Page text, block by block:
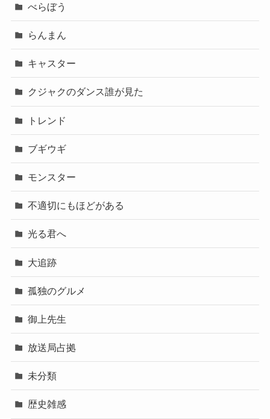
べらぼう
らんまん
キャスター
クジャクのダンス誰が見た
トレンド
ブギウギ
モンスター
不適切にもほどがある
光る君へ
大追跡
孤独のグルメ
御上先生
放送局占拠
未分類
歴史雑感